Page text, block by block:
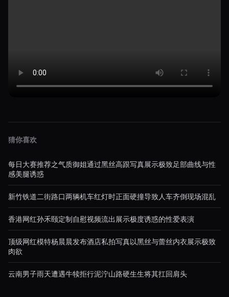
猜你喜欢
每日大赛推荐之气质御姐通过黑丝高跟写真展示极致足部曲线与性
感美腿诱惑
新竹铁道二街路口两辆机车红灯时正面硬撞导致人车齐倒现场混乱
香港网红孙禾颐定制自慰视频流出展示极度诱惑的性爱表演
顶级网红模特杨晨晨发布酒店私拍写真以黑丝与蕾丝内衣展示极致
肉欲
云南男子雨天遭遇牛犊拒行泥泞山路硬生生将其扛回肩头